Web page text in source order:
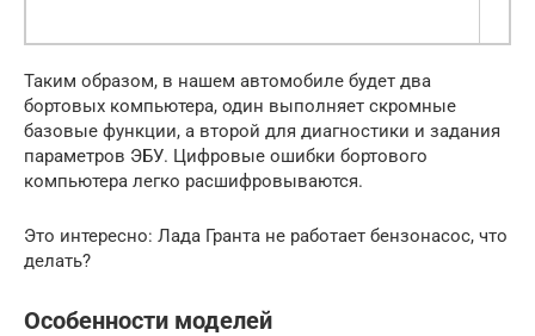
Таким образом, в нашем автомобиле будет два
бортовых компьютера, один выполняет скромные
базовые функции, а второй для диагностики и задания
параметров ЭБУ. Цифровые ошибки бортового
компьютера легко расшифровываются.
Это интересно: Лада Гранта не работает бензонасос, что
делать?
Особенности моделей